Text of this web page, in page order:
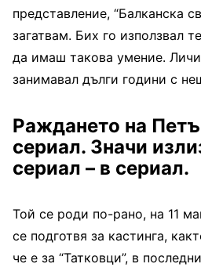
представление, “Балканска
загатвам. Бих го използвал
да имаш такова умение.
занимавал дълги години с
Раждането на
сериал. Значи
сериал – в сериал.
Той се роди по-рано, на 11
се подготвя за кастинга,
че е за “Татковци”, в